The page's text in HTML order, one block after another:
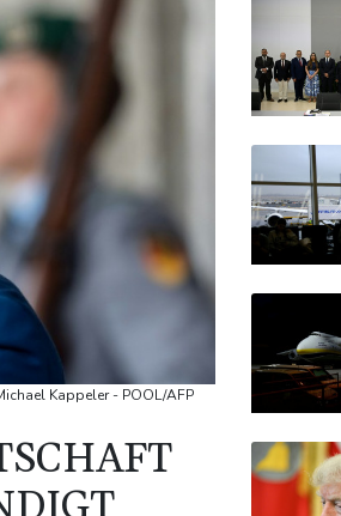
Kappeler - POOL/AFP